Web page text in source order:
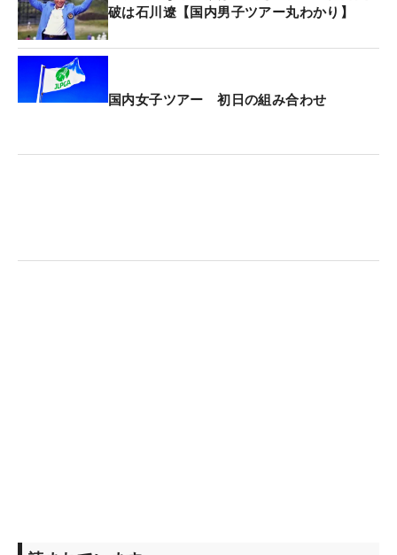
選手会の理事メンバーは昨年の17人から10人に減
少。それについては、より効率よく選手会を回すた
めの策略だった。
「多すぎてまとまらないことも多かったんです。な
破は石川遼【国内男子ツアー丸わかり】
国内女子ツアー 初日の組み合わせ